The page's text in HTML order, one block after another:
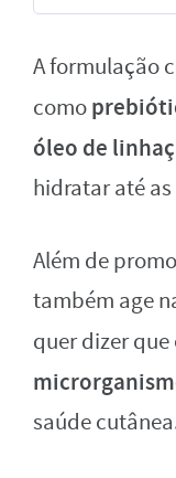
A formulação
como
óleo de
hidratar até
Além de
também age
quer dizer que
saúde